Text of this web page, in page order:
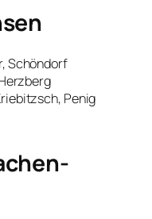
Schöndorf
Penig